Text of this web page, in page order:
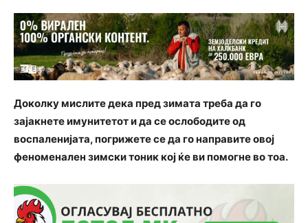
Доколку мислите дека пред зимата треба да го
зајакнете имунитетот и да се ослободите од
воспаленијата, погрижете се да го направите овој
феноменален зимски тоник кој ќе ви помогне во тоа.